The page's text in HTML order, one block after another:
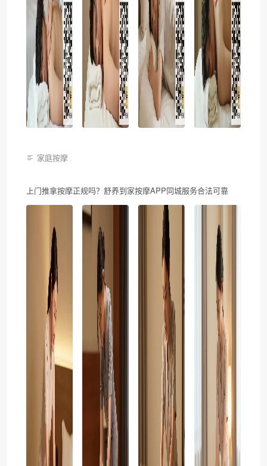
家庭按摩
上门推拿按摩正规吗？舒养到家按摩APP同城服务合法可靠